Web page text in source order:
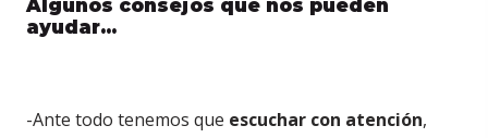
Algunos consejos que nos pueden
ayudar…
-Ante todo tenemos que escuchar con atención,